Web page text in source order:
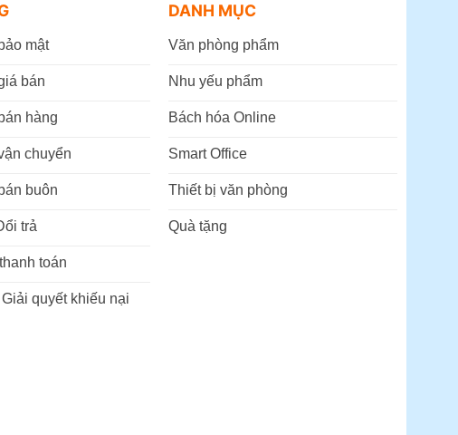
mật
bán
hàng
chuyển
buôn
trả
toán
quyết khiếu nại
DANH MỤC
Văn phòng phẩm
Nhu yếu phẩm
Bách hóa Online
Smart Office
Thiết bị văn phòng
Quà tặng